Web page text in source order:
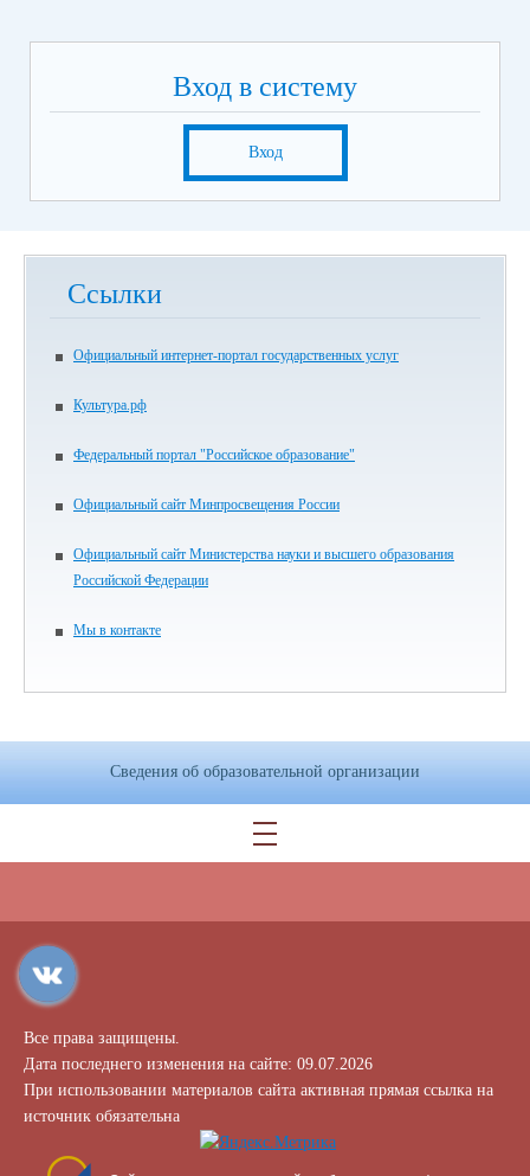
Вход в систему
Вход
Ссылки
Официальный интернет-портал государственных услуг
Культура.рф
Федеральный портал "Российское образование"
Официальный сайт Минпросвещения России
Официальный сайт Министерства науки и высшего образования
Российской Федерации
Мы в контакте
Сведения об образовательной организации
Все права защищены.
Дата последнего изменения на сайте: 09.07.2026
При использовании материалов сайта активная прямая ссылка на
источник обязательна